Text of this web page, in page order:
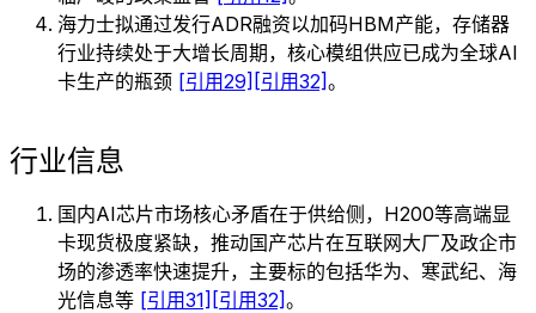
海力士拟通过发行ADR融资以加码HBM产能，存储器
行业持续处于大增长周期，核心模组供应已成为全球AI
卡生产的瓶颈 [引用29] [引用32]。
行业信息
国内AI芯片市场核心矛盾在于供给侧，H200等高端显
卡现货极度紧缺，推动国产芯片在互联网大厂及政企市
场的渗透率快速提升，主要标的包括华为、寒武纪、海
光信息等 [引用31] [引用32]。